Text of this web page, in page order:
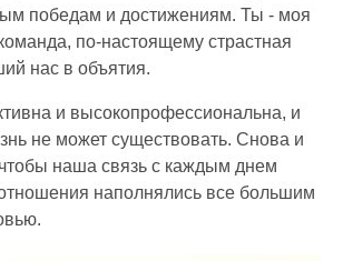
победам и достижениям. Ты - моя
по-настоящему страстная
нас в объятия.
и высокопрофессиональна, и
не может существовать. Снова и
наша связь с каждым днем
наполнялись все большим